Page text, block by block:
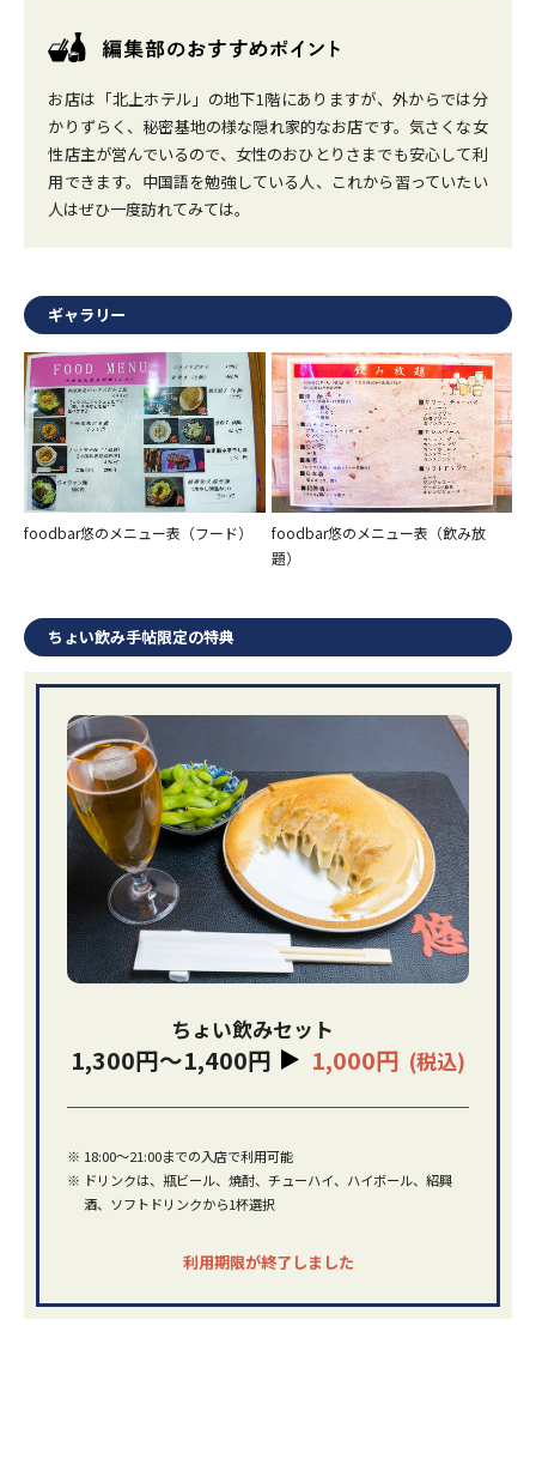
お店は「北上ホテル」の地下1階にありますが、外からでは分
かりずらく、秘密基地の様な隠れ家的なお店です。気さくな女
性店主が営んでいるので、女性のおひとりさまでも安心して利
用できます。中国語を勉強している人、これから習っていたい
人はぜひ一度訪れてみては。
ギャラリー
foodbar悠のメニュー表（フード）
foodbar悠のメニュー表（飲み放
題）
ちょい飲み手帖限定の特典
ちょい飲みセット
1,300円～1,400円 1,000円 (税込)
※ 18:00～21:00までの入店で利用可能
※ ドリンクは、瓶ビール、焼酎、チューハイ、ハイボール、紹興
酒、ソフトドリンクから1杯選択
利用期限が終了しました